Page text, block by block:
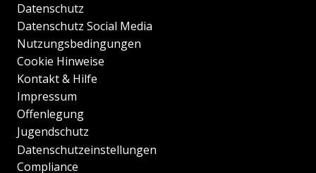
Datenschutz
Datenschutz Social Media
Nutzungsbedingungen
Cookie Hinweise
Kontakt & Hilfe
Impressum
Offenlegung
Jugendschutz
Datenschutzeinstellungen
Compliance